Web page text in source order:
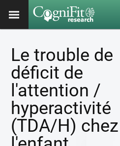
Le trouble de
déficit de
l'attention /
hyperactivité
(TDA/H) chez